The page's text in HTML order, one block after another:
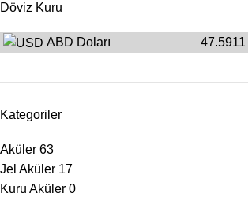
Döviz Kuru
ABD Doları 47.5911
Kategoriler
Aküler 63
Jel Aküler 17
Kuru Aküler 0